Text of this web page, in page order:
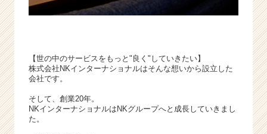
届
く
サ
イ
ア
【世の中のサービスをもっと"良く"していきたい】
株式会社NKインターナショナルはそんな想いから設立した
会社です。
そして、創業20年。
NKインターナショナルはNKグループへと成長していきまし
た。